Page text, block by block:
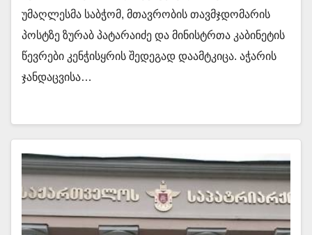
უმაღლესმა საბჭომ, მთავრობის თავმჯდომარის
პოსტზე ზურაბ პატარაიძე და მინისტრთა კაბინეტის
წევრები კენჭისყრის შედეგად დაამტკიცა. აჭარის
ჯანდაცვისა…